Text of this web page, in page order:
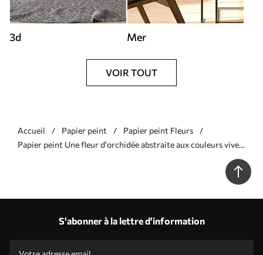
3d Mer
VOIR TOUT
Accueil Papier peint
Papier peint Fleurs
Papier peint Une fleur d'orchidée abstraite aux couleurs vives
S'abonner à la lettre d'information